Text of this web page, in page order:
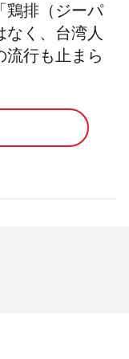
鶏排（ジーパ
なく、台湾人
流行も止まら